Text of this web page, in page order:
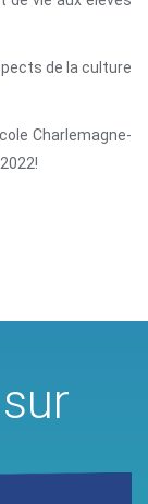
de la culture
Charlemagne-